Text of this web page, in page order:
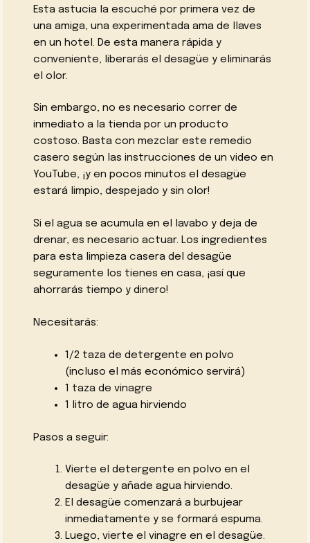
Esta astucia la escuché por primera vez de
una amiga, una experimentada ama de llaves
en un hotel. De esta manera rápida y
conveniente, liberarás el desagüe y eliminarás
el olor.
Sin embargo, no es necesario correr de
inmediato a la tienda por un producto
costoso. Basta con mezclar este remedio
casero según las instrucciones de un video en
YouTube, ¡y en pocos minutos el desagüe
estará limpio, despejado y sin olor!
Si el agua se acumula en el lavabo y deja de
drenar, es necesario actuar. Los ingredientes
para esta limpieza casera del desagüe
seguramente los tienes en casa, ¡así que
ahorrarás tiempo y dinero!
Necesitarás:
1/2 taza de detergente en polvo
(incluso el más económico servirá)
1 taza de vinagre
1 litro de agua hirviendo
Pasos a seguir:
Vierte el detergente en polvo en el
desagüe y añade agua hirviendo.
El desagüe comenzará a burbujear
inmediatamente y se formará espuma.
Luego, vierte el vinagre en el desagüe.